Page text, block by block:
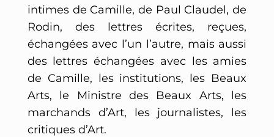
intimes de Camille, de Paul Claudel, de
Rodin, des lettres écrites, reçues,
échangées avec l’un l’autre, mais aussi
des lettres échangées avec les amies
de Camille, les institutions, les Beaux
Arts, le Ministre des Beaux Arts, les
marchands d’Art, les journalistes, les
critiques d’Art.